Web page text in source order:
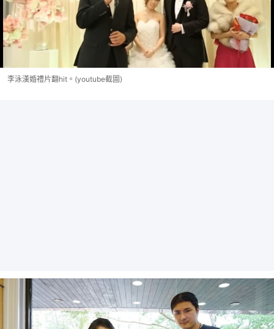
李泳漢婚禮片翻hit。(youtube截圖)